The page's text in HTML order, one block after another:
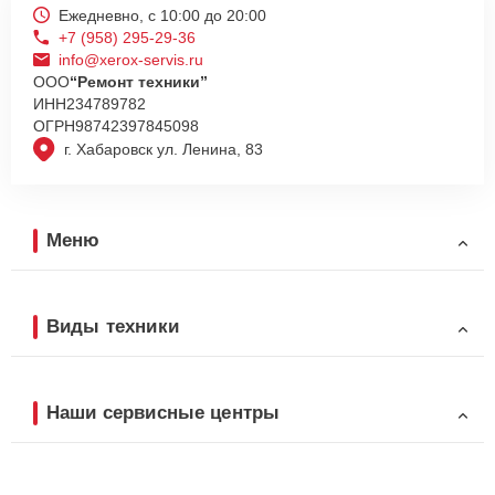
г. Хабаровск ул. Ленина, 83
Ежедневно, с 10:00 до 20:00
+7 (958) 295-29-36
info@xerox-servis.ru
ООО“Ремонт техники”
ИНН234789782
ОГРН98742397845098
Меню
Виды техники
Наши сервисные центры